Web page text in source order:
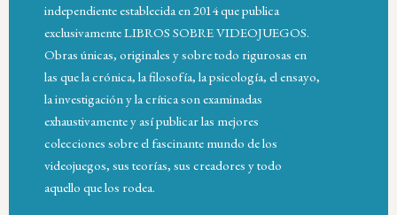
independiente establecida en 2014 que publica
exclusivamente LIBROS SOBRE VIDEOJUEGOS.
Obras únicas, originales y sobre todo rigurosas en
las que la crónica, la filosofía, la psicología, el ensayo,
la investigación y la crítica son examinadas
exhaustivamente y así publicar las mejores
colecciones sobre el fascinante mundo de los
videojuegos, sus teorías, sus creadores y todo
aquello que los rodea.